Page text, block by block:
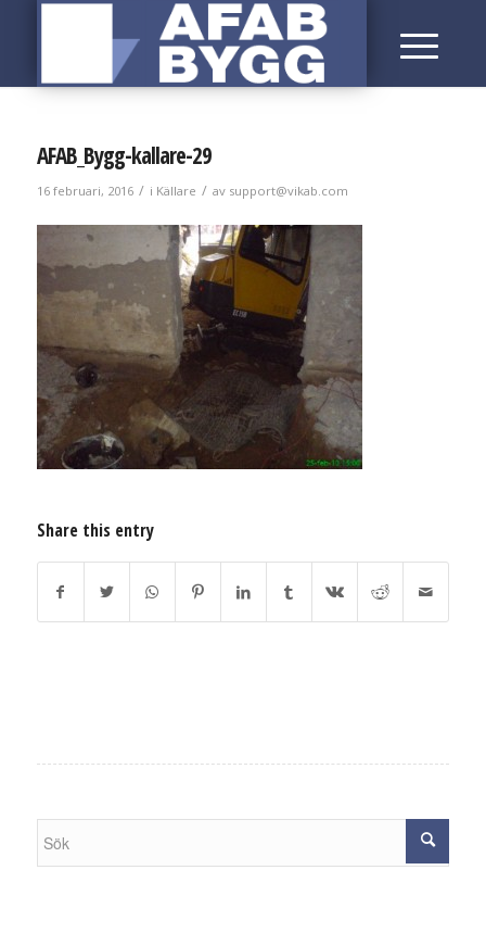
AFAB_Bygg-kallare-29
16 februari, 2016 / i Källare / av support@vikab.com
Share this entry